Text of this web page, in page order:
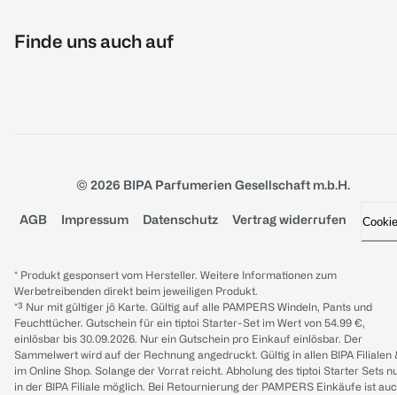
Finde uns auch auf
© 2026 BIPA Parfumerien Gesellschaft m.b.H.
AGB Impressum Datenschutz Vertrag widerrufen
* Produkt gesponsert vom Hersteller. Weitere Informationen zum
Werbetreibenden direkt beim jeweiligen Produkt.
*³ Nur mit gültiger jö Karte. Gültig auf alle PAMPERS Windeln, Pants und
Feuchttücher. Gutschein für ein tiptoi Starter-Set im Wert von 54.99 €,
einlösbar bis 30.09.2026. Nur ein Gutschein pro Einkauf einlösbar. Der
Sammelwert wird auf der Rechnung angedruckt. Gültig in allen BIPA Filialen
im Online Shop. Solange der Vorrat reicht. Abholung des tiptoi Starter Sets
in der BIPA Filiale möglich. Bei Retournierung der PAMPERS Einkäufe ist